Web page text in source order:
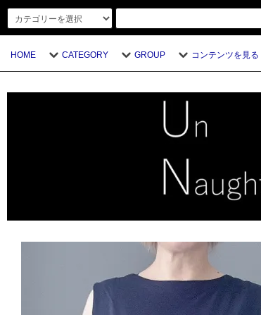
HOME CATEGORY GROUP コンテンツを見る